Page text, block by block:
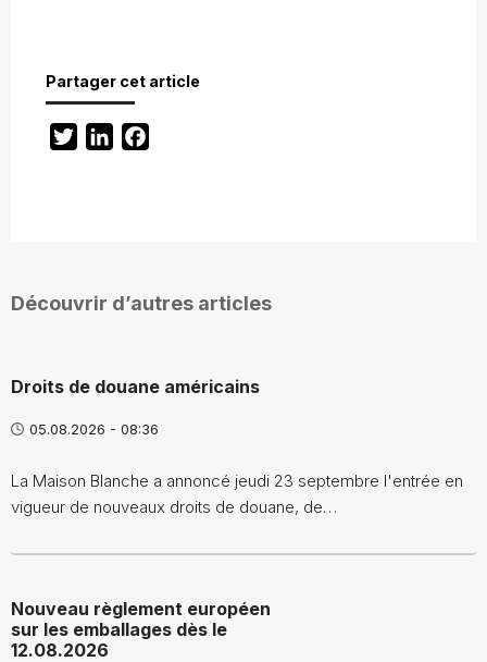
Partager cet article
TwitterLinkedIn
Découvrir d’autres articles
Droits de douane américains
05.08.2026 - 08:36
La Maison Blanche a annoncé jeudi 23 septembre l'entrée en
vigueur de nouveaux droits de douane, de…
Nouveau règlement européen
sur les emballages dès le
12.08.2026